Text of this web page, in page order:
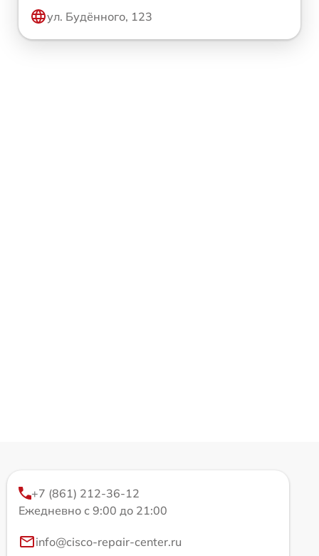
ул. Будённого, 123
+7 (861) 212-36-12
Ежедневно с 9:00 до 21:00
info@cisco-repair-center.ru